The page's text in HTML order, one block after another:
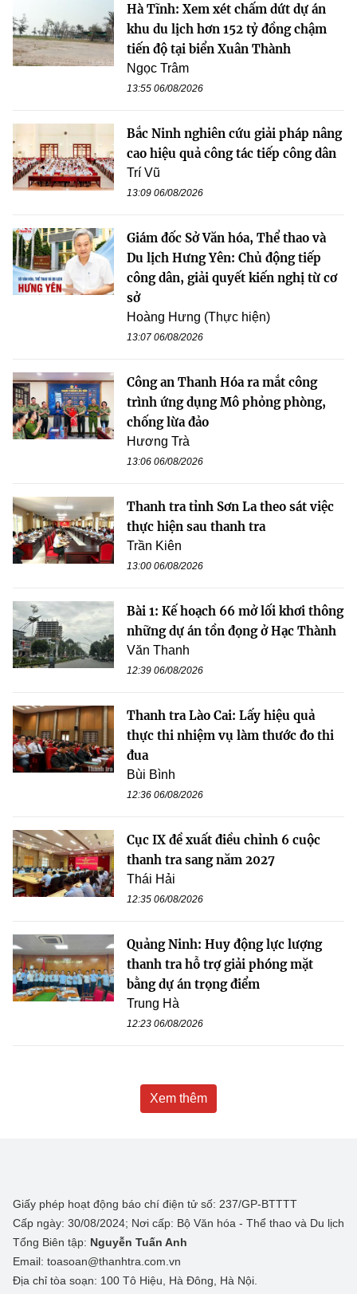
Hà Tĩnh: Xem xét chấm dứt dự án
khu du lịch hơn 152 tỷ đồng chậm
tiến độ tại biển Xuân Thành
Ngọc Trâm
13:55 06/08/2026
Bắc Ninh nghiên cứu giải pháp nâng
cao hiệu quả công tác tiếp công dân
Trí Vũ
13:09 06/08/2026
Giám đốc Sở Văn hóa, Thể thao và
Du lịch Hưng Yên: Chủ động tiếp
công dân, giải quyết kiến nghị từ cơ
sở
Hoàng Hưng (Thực hiện)
13:07 06/08/2026
Công an Thanh Hóa ra mắt công
trình ứng dụng Mô phỏng phòng,
chống lừa đảo
Hương Trà
13:06 06/08/2026
Thanh tra tỉnh Sơn La theo sát việc
thực hiện sau thanh tra
Trần Kiên
13:00 06/08/2026
Bài 1: Kế hoạch 66 mở lối khơi thông
những dự án tồn đọng ở Hạc Thành
Văn Thanh
12:39 06/08/2026
Thanh tra Lào Cai: Lấy hiệu quả
thực thi nhiệm vụ làm thước đo thi
đua
Bùi Bình
12:36 06/08/2026
Cục IX đề xuất điều chỉnh 6 cuộc
thanh tra sang năm 2027
Thái Hải
12:35 06/08/2026
Quảng Ninh: Huy động lực lượng
thanh tra hỗ trợ giải phóng mặt
bằng dự án trọng điểm
Trung Hà
12:23 06/08/2026
Xem thêm
Giấy phép hoạt động báo chí điện tử số: 237/GP-BTTTT
Cấp ngày: 30/08/2024; Nơi cấp: Bộ Văn hóa - Thể thao và Du lịch
Tổng Biên tập: Nguyễn Tuấn Anh
Email: toasoan@thanhtra.com.vn
Địa chỉ tòa soạn: 100 Tô Hiệu, Hà Đông, Hà Nội.